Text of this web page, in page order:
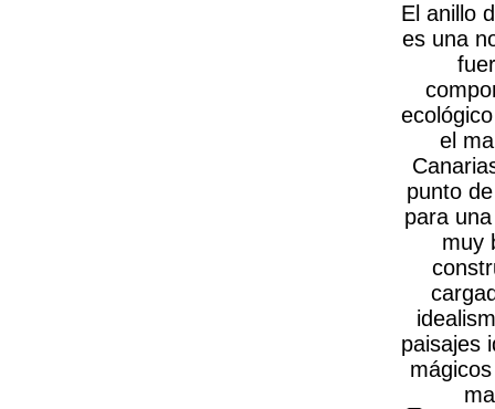
El anillo
es una
el
punto
para
muy
paisajes